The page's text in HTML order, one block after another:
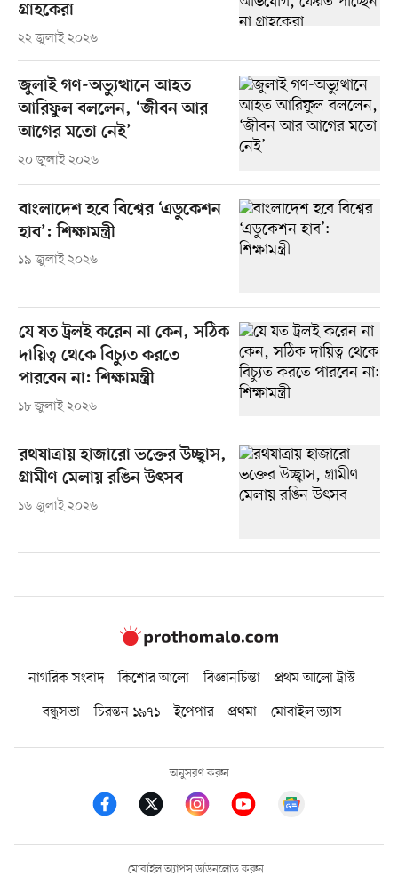
গ্রাহকেরা
২২ জুলাই ২০২৬
জুলাই গণ-অভ্যুত্থানে আহত
আরিফুল বললেন, ‘জীবন আর
আগের মতো নেই’
২০ জুলাই ২০২৬
বাংলাদেশ হবে বিশ্বের ‘এডুকেশন
হাব’: শিক্ষামন্ত্রী
১৯ জুলাই ২০২৬
যে যত ট্রলই করেন না কেন, সঠিক
দায়িত্ব থেকে বিচ্যুত করতে
পারবেন না: শিক্ষামন্ত্রী
১৮ জুলাই ২০২৬
রথযাত্রায় হাজারো ভক্তের উচ্ছ্বাস,
গ্রামীণ মেলায় রঙিন উৎসব
১৬ জুলাই ২০২৬
নাগরিক সংবাদ কিশোর আলো বিজ্ঞানচিন্তা
প্রথম আলো ট্রাস্ট
বন্ধুসভা
চিরন্তন ১৯৭১ ইপেপার প্রথমা মোবাইল ভ্যাস
অনুসরণ করুন
মোবাইল অ্যাপস ডাউনলোড করুন